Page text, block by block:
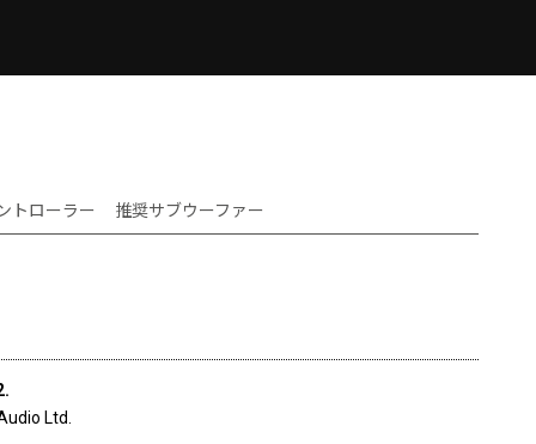
トローラー 推奨サブウーファー
Ltd.